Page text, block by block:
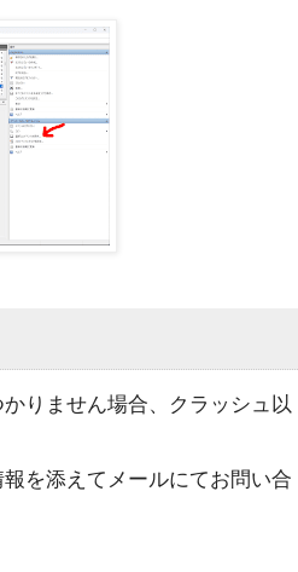
りません場合、クラッシュ以
を添えてメールにてお問い合